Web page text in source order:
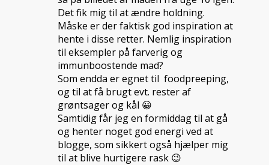
Det fik mig til at ændre holdning.
Måske er der faktisk god inspiration at
hente i disse retter. Nemlig inspiration
til eksempler på farverig og
immunboostende mad?
Som endda er egnet til foodpreeping,
og til at få brugt evt. rester af
grøntsager og kål 😀
Samtidig får jeg en formiddag til at gå
og henter noget god energi ved at
blogge, som sikkert også hjælper mig
til at blive hurtigere rask 😉